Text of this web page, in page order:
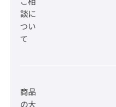
談に
つい
て
商品
の大